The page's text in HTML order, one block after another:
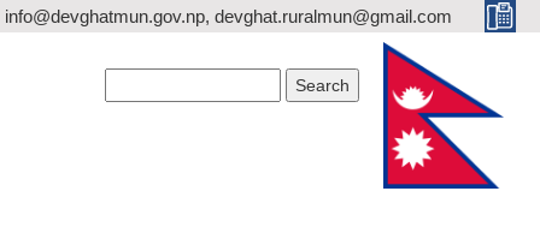
info@devghatmun.gov.np, devghat.ruralmun@gmail.com